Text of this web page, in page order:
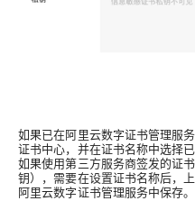
如果已在阿里云数字证书管理服
证书中心，并在证书名称中选择
如果使用第三方服务商签发的证
钥） ，需要在设置证书名称后，
阿里云数字证书管理服务中保存。